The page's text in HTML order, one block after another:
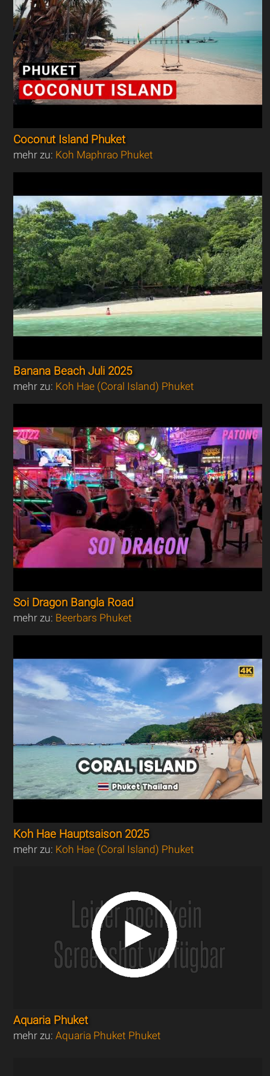
Coconut Island Phuket
mehr zu: Koh Maphrao Phuket
Banana Beach Juli 2025
mehr zu: Koh Hae (Coral Island) Phuket
Soi Dragon Bangla Road
mehr zu: Beerbars Phuket
Koh Hae Hauptsaison 2025
mehr zu: Koh Hae (Coral Island) Phuket
Aquaria Phuket
mehr zu:Aquaria Phuket Phuket